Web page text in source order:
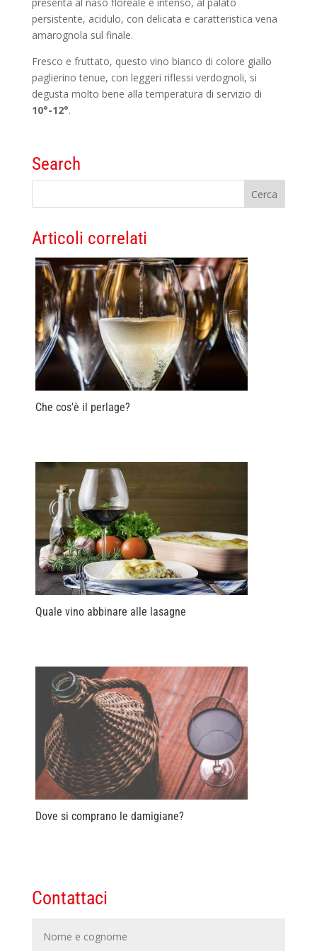
persistente, acidulo, con delicata e caratteristica vena
amarognola sul finale.
Fresco e fruttato, questo vino bianco di colore giallo
paglierino tenue, con leggeri riflessi verdognoli, si
degusta molto bene alla temperatura di servizio di
10°-12°.
Search
Articoli correlati
Che cos'è il perlage?
Quale vino abbinare alle lasagne
Dove si comprano le damigiane?
Contattaci